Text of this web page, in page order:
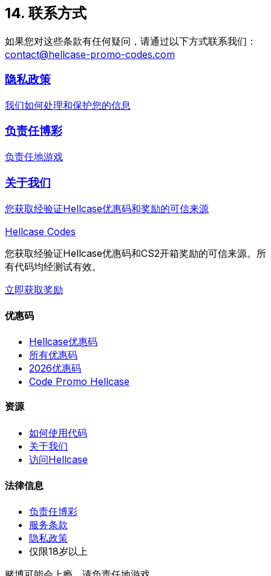
14. 联系方式
如果您对这些条款有任何疑问，请通过以下方式联系我们：
contact@hellcase-promo-codes.com
隐私政策
我们如何处理和保护您的信息
负责任博彩
负责任地游戏
关于我们
您获取经验证Hellcase优惠码和奖励的可信来源
Hellcase Codes
您获取经验证Hellcase优惠码和CS2开箱奖励的可信来源。所
有代码均经测试有效。
立即获取奖励
优惠码
Hellcase优惠码
所有优惠码
2026优惠码
Code Promo Hellcase
资源
如何使用代码
关于我们
访问Hellcase
法律信息
负责任博彩
服务条款
隐私政策
仅限18岁以上